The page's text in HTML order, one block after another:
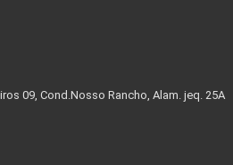
09, Cond.Nosso Rancho, Alam. jeq. 25A